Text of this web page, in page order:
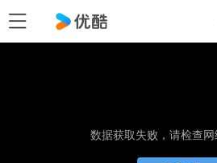
数据获取失败，请检查